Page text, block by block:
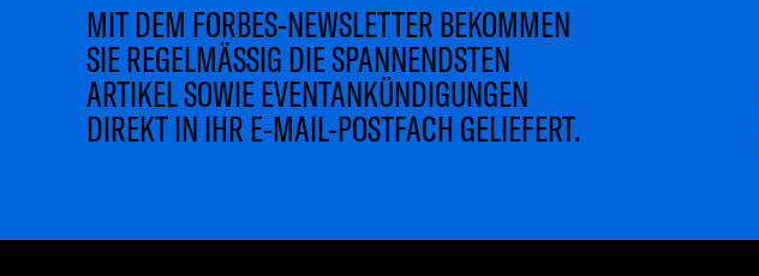
MIT DEM FORBES-NEWSLETTER BEKOMMEN
SIE REGELMÄSSIG DIE SPANNENDSTEN
ARTIKEL SOWIE EVENTANKÜNDIGUNGEN
DIREKT IN IHR E-MAIL-POSTFACH GELIEFERT.